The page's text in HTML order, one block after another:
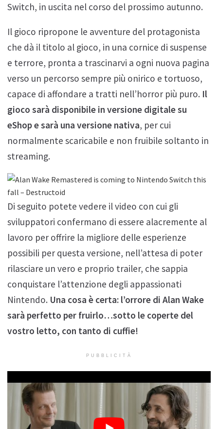
Switch, in uscita nel corso del prossimo autunno.
Il gioco ripropone le avventure del protagonista
che dà il titolo al gioco, in una cornice di suspense
e terrore, pronta a trascinarvi a ogni nuova pagina
verso un percorso sempre più onirico e tortuoso,
capace di affondare a tratti nell’horror più puro. Il
gioco sarà disponibile in versione digitale su
eShop e sarà una versione nativa, per cui
normalmente scaricabile e non fruibile soltanto in
streaming.
Di seguito potete vedere il video con cui gli
sviluppatori confermano di essere alacremente al
lavoro per offrire la migliore delle esperienze
possibili per questa versione, nell’attesa di poter
rilasciare un vero e proprio trailer, che sappia
conquistare l’attenzione degli appassionati
Nintendo. Una cosa è certa: l’orrore di Alan Wake
sarà perfetto per fruirlo…sotto le coperte del
vostro letto, con tanto di cuffie!
PUBBLICITÀ